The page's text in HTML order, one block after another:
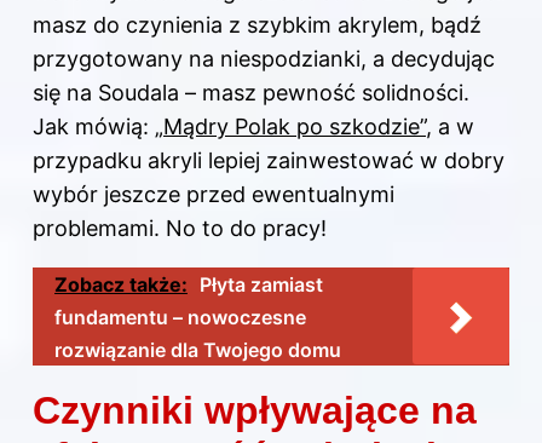
masz do czynienia z szybkim akrylem, bądź
przygotowany na niespodzianki, a decydując
się na Soudala – masz pewność solidności.
Jak mówią: „Mądry Polak po szkodzie”, a w
przypadku akryli lepiej zainwestować w dobry
wybór jeszcze przed ewentualnymi
problemami. No to do pracy!
Zobacz także: Płyta zamiast
fundamentu – nowoczesne
rozwiązanie dla Twojego domu
Czynniki wpływające na